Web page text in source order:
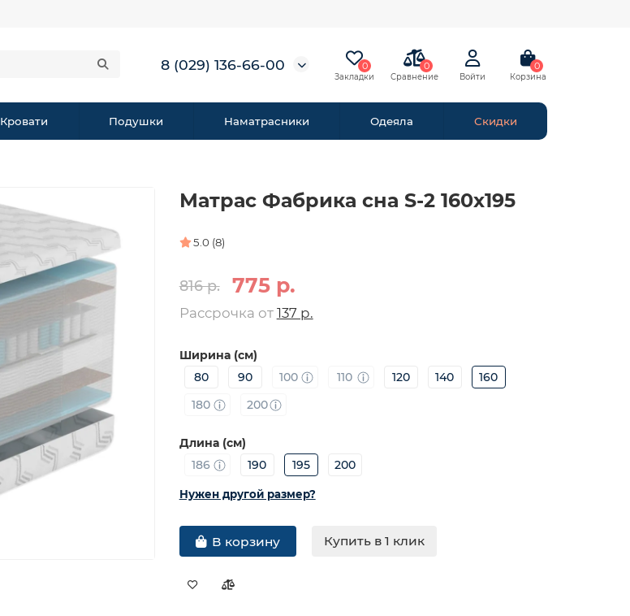
8 (029) 136-66-00 0 0 0
Кровати Подушки Наматрасники Одеяла Скидки
Матрас Фабрика сна S-2 160х195
5.0 (8)
816 р. 775 р.
Рассрочка от 137 р.
Ширина (см)
80
90 100 110 120 140
160
180
200
Длина (см)
186
190 195 200
Нужен другой размер?
В корзину Купить в 1 клик